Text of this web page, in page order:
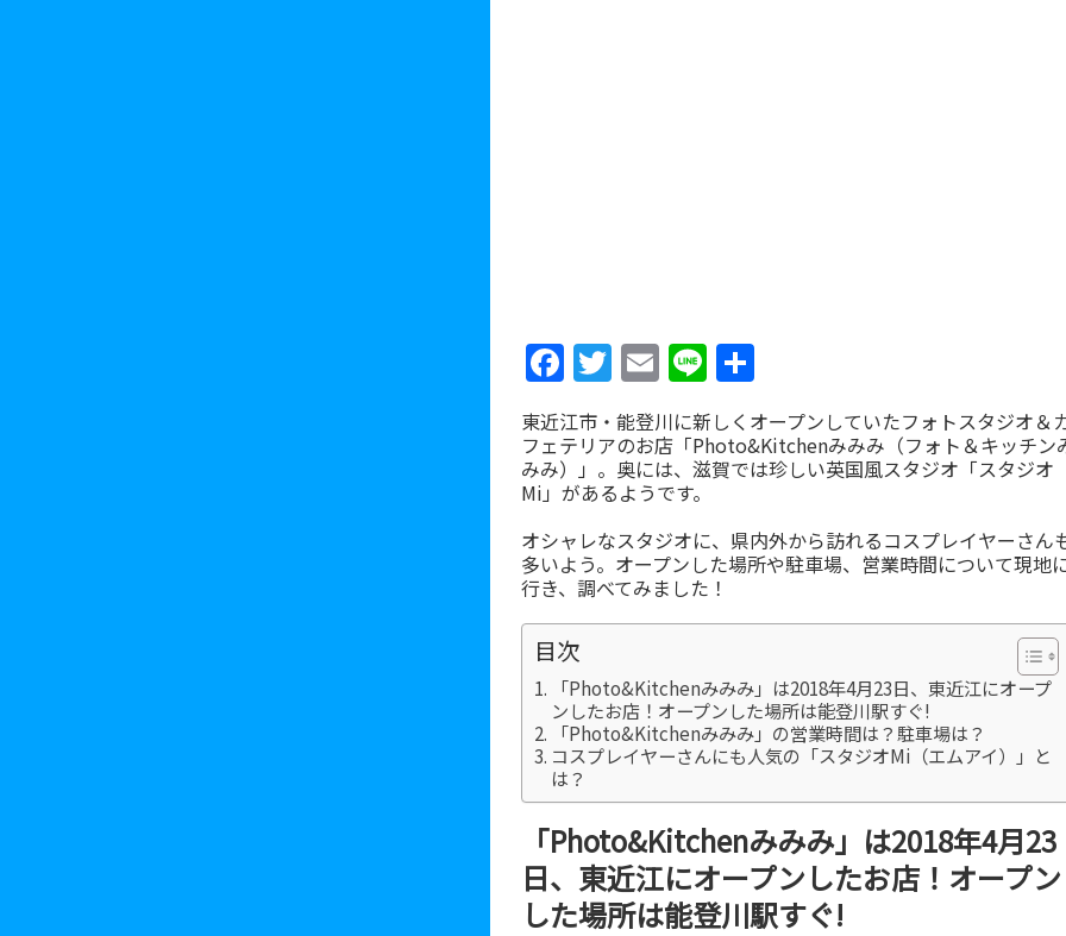
Facebook
Twitter
Email
Line
有
東近江市・能登川に新しくオープンしていたフォトスタジオ＆
フェテリアのお店「Photo&Kitchenみみみ（フォト＆キッチン
みみ）」。奥には、滋賀では珍しい英国風スタジオ「スタジオ
Mi」があるようです。
オシャレなスタジオに、県内外から訪れるコスプレイヤーさん
多いよう。オープンした場所や駐車場、営業時間について現地
行き、調べてみました！
目次
「Photo&Kitchenみみみ」は2018年4月23日、東近江にオープ
ンしたお店！オープンした場所は能登川駅すぐ!
「Photo&Kitchenみみみ」の営業時間は？駐車場は？
コスプレイヤーさんにも人気の「スタジオMi（エムアイ）」と
は？
「Photo&Kitchenみみみ」は2018年4月23
日、東近江にオープンしたお店！オープン
した場所は能登川駅すぐ!